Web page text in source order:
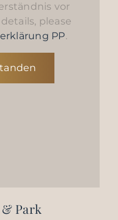
vor
please
PP.
Park